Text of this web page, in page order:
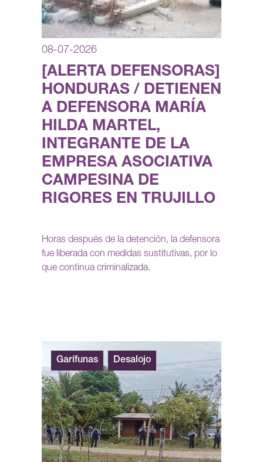
08-07-2026
[ALERTA DEFENSORAS]
HONDURAS / DETIENEN
A DEFENSORA MARÍA
HILDA MARTEL,
INTEGRANTE DE LA
EMPRESA ASOCIATIVA
CAMPESINA DE
RIGORES EN TRUJILLO
Horas después de la detención, la defensora
fue liberada con medidas sustitutivas, por lo
que continua criminalizada.
Garífunas Desalojo